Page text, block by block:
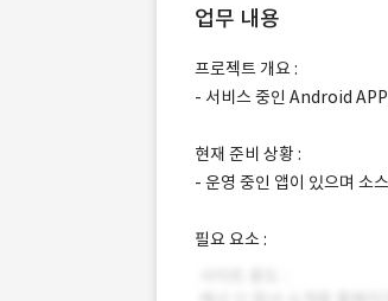
업무 내용
프로젝트 개요 :
- 서비스 중인 Android
현재 준비 상황 :
- 운영 중인 앱이 있으며 소
필요 요소 :